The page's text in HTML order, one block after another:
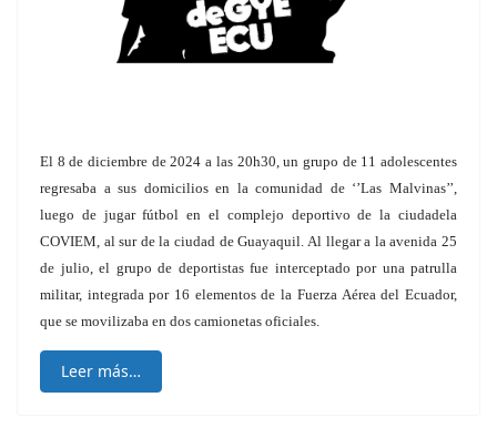
El 8 de diciembre de 2024 a las 20h30, un grupo de 11 adolescentes
regresaba a sus domicilios en la comunidad de ‘’Las Malvinas’’,
luego de jugar fútbol en el complejo deportivo de la ciudadela
COVIEM, al sur de la ciudad de Guayaquil. Al llegar a la avenida 25
de julio, el grupo de deportistas fue interceptado por una patrulla
militar, integrada por 16 elementos de la Fuerza Aérea del Ecuador,
que se movilizaba en dos camionetas oficiales.
Leer más…